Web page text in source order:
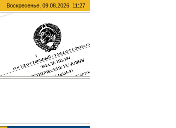
Воскресенье, 09.08.2026, 11:27